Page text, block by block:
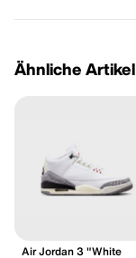
Ähnliche Artikel
Air Jordan 3 "White